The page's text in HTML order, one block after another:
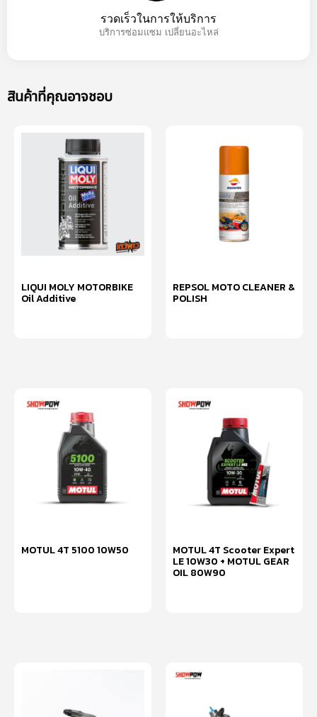
รวดเร็วในการให้บริการ
บริการซ่อมแซม เปลี่ยนอะไหล่
สินค้าที่คุณอาจชอบ
LIQUI MOLY MOTORBIKE
Oil Additive
REPSOL MOTO CLEANER &
POLISH
MOTUL 4T 5100 10W50 MOTUL 4T Scooter Expert
LE 10W30 + MOTUL GEAR
OIL 80W90